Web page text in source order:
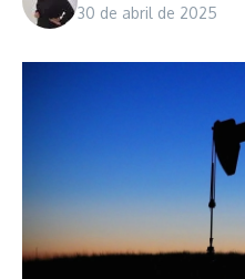
30 de abril de 2025